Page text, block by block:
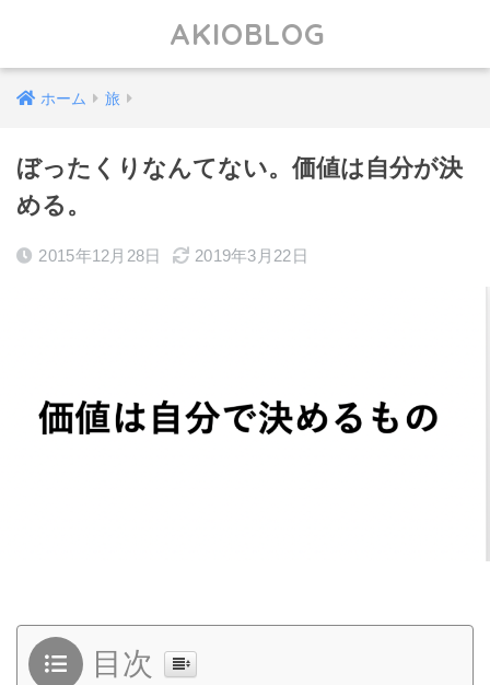
AKIOBLOG
ホーム 旅
ぼったくりなんてない。価値は自分が決
める。
2015年12月28日 2019年3月22日
目次